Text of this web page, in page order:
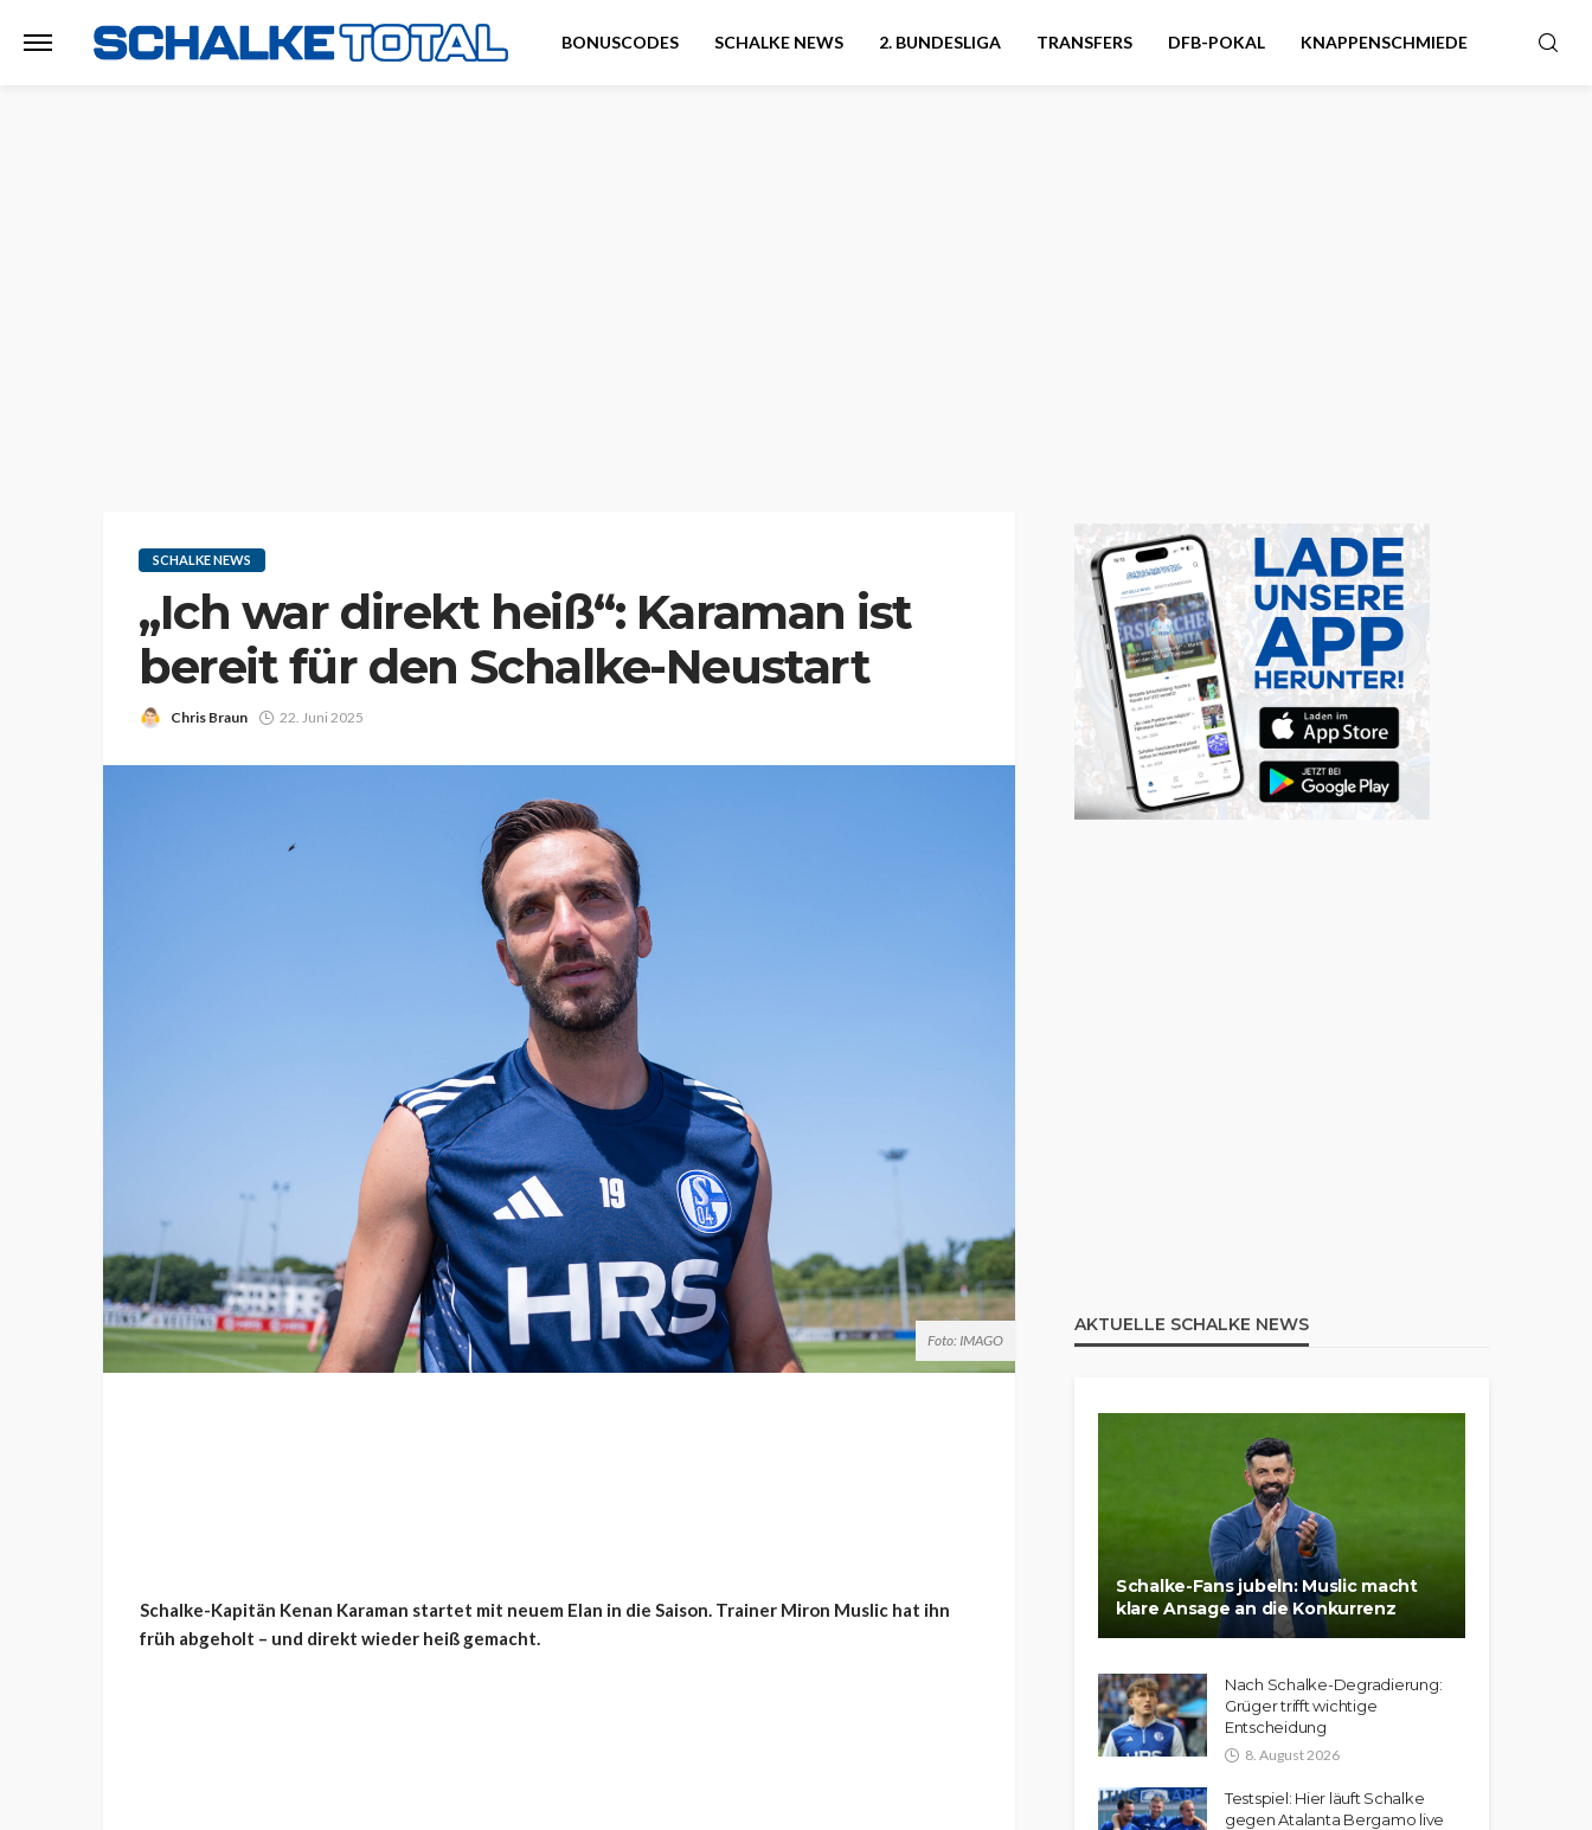
BONUSCODES SCHALKE NEWS 2. BUNDESLIGA TRANSFERS DFB-POKAL KNAPPENSCHMIEDE
SCHALKE NEWS
„Ich war direkt heiß“: Karaman ist
bereit für den Schalke-Neustart
Chris Braun 22. Juni 2025
Foto: IMAGO
Schalke-Kapitän Kenan Karaman startet mit neuem Elan in die Saison. Trainer Miron Muslic hat ihn
früh abgeholt – und direkt wieder heiß gemacht.
AKTUELLE SCHALKE NEWS
Schalke-Fans jubeln: Muslic macht
klare Ansage an die Konkurrenz
Nach Schalke-Degradierung:
Grüger trifft wichtige
Entscheidung
8. August 2026
Testspiel: Hier läuft Schalke
gegen Atalanta Bergamo live